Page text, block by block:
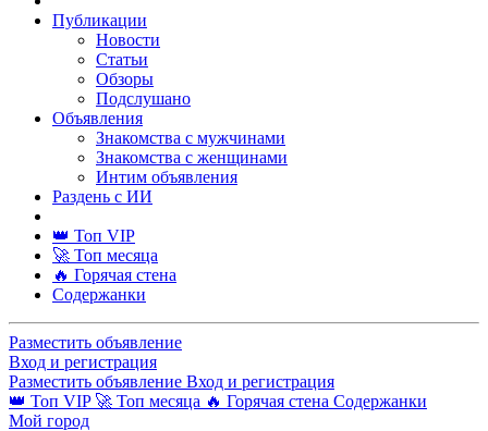
Публикации
Новости
Статьи
Обзоры
Подслушано
Объявления
Знакомства с мужчинами
Знакомства с женщинами
Интим объявления
Раздень с ИИ
👑 Топ VIP
🚀 Топ месяца
🔥 Горячая стена
Содержанки
Разместить объявление
Вход и регистрация
Разместить объявление Вход и регистрация
👑 Топ VIP 🚀 Топ месяца 🔥 Горячая стена Содержанки
Мой город